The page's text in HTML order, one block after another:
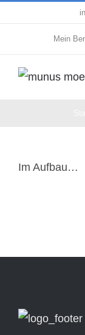
Mein
Im Aufbau…